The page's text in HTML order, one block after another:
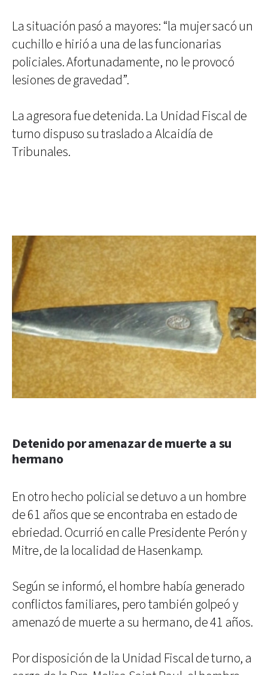
La situación pasó a mayores: “la mujer sacó un
cuchillo e hirió a una de las funcionarias
policiales. Afortunadamente, no le provocó
lesiones de gravedad”.
La agresora fue detenida. La Unidad Fiscal de
turno dispuso su traslado a Alcaidía de
Tribunales.
Detenido por amenazar de muerte a su
hermano
En otro hecho policial se detuvo a un hombre
de 61 años que se encontraba en estado de
ebriedad. Ocurrió en calle Presidente Perón y
Mitre, de la localidad de Hasenkamp.
Según se informó, el hombre había generado
conflictos familiares, pero también golpeó y
amenazó de muerte a su hermano, de 41 años.
Por disposición de la Unidad Fiscal de turno, a